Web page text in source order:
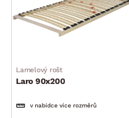
Lamelový rošt
Laro 90x200
v nabídce více rozměrů